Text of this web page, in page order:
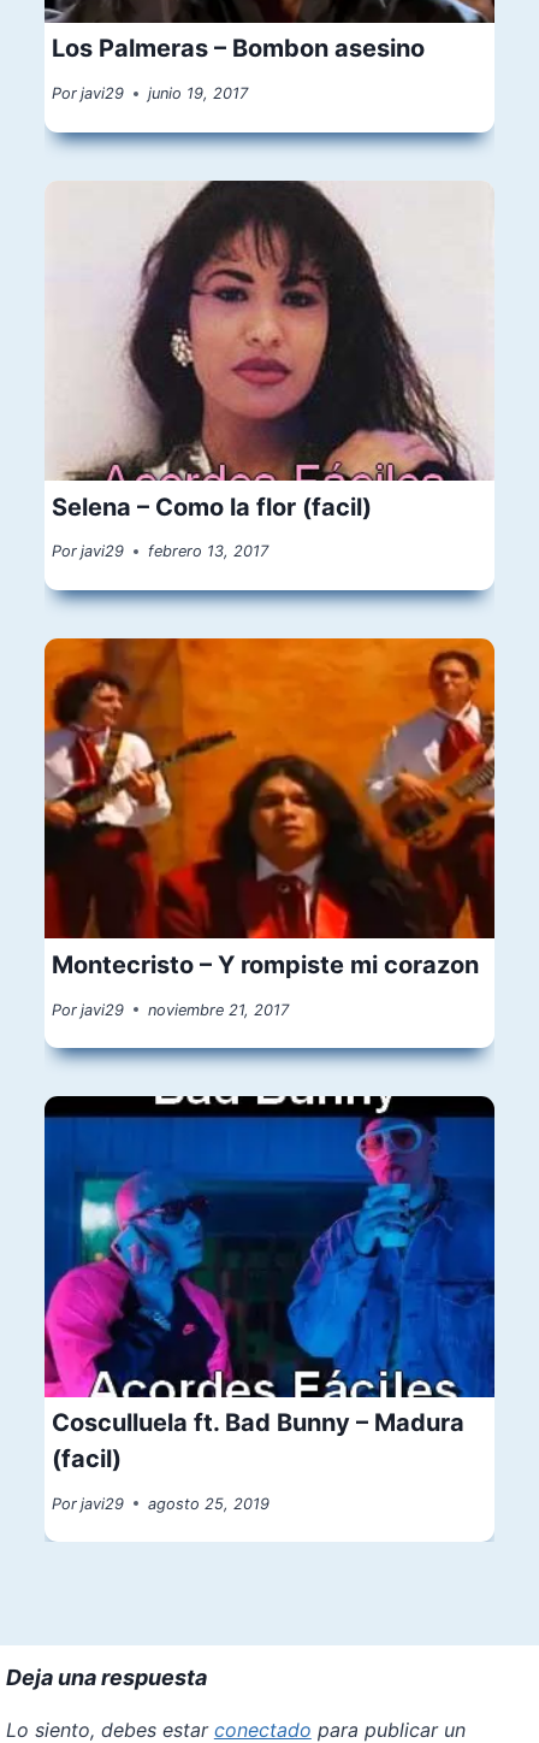
Los Palmeras – Bombon asesino
Por javi29 junio 19, 2017
Selena – Como la flor (facil)
Por javi29 febrero 13, 2017
Montecristo – Y rompiste mi corazon
Por javi29 noviembre 21, 2017
Cosculluela ft. Bad Bunny – Madura
(facil)
Por javi29 agosto 25, 2019
Deja una respuesta
Lo siento, debes estar conectado para publicar un